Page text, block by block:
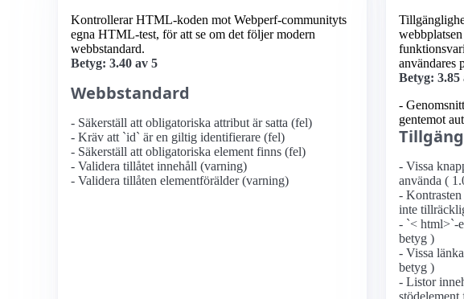
Kontrollerar HTML-koden mot Webperf-communityts
egna HTML-test, för att se om det följer modern
webbstandard.
Betyg: 3.40 av 5
Webbstandard
- Säkerställ att obligatoriska attribut är satta (fel)
- Kräv att `id` är en giltig identifierare (fel)
- Säkerställ att obligatoriska element finns (fel)
- Validera tillåtet innehåll (varning)
- Validera tillåten elementförälder (varning)
användares
Betyg: 3.85
-
gentemot
- Vissa
använda (
-
inte
- `< html>`-
betyg )
- Vissa
betyg )
- Listor